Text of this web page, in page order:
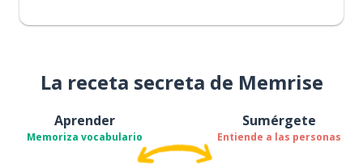
La receta secreta de Memrise
Aprender
Memoriza vocabulario
Sumérgete
Entiende a las personas